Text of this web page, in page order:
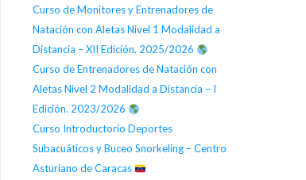
Curso de Monitores y Entrenadores de
Natación con Aletas Nivel 1 Modalidad a
Distancia – XII Edición. 2025/2026
Curso de Entrenadores de Natación con
Aletas Nivel 2 Modalidad a Distancia – I
Edición. 2023/2026
Curso Introductorio Deportes
Subacuáticos y Buceo Snorkeling – Centro
Asturiano de Caracas